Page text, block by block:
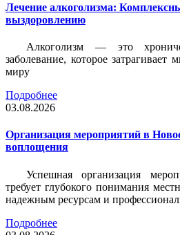
Лечение алкоголизма:
выздоровлению
Алкоголизм — это
заболевание, которое
миру
Подробнее
03.08.2026
Организация мероприятий в
воплощения
Успешная организация
требует глубокого понимания
надежным ресурсам и
Подробнее